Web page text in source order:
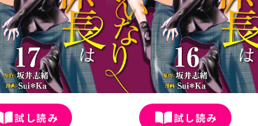
試し読み 試し読み